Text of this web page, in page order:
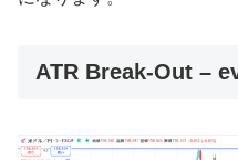
ATR Break-Out –